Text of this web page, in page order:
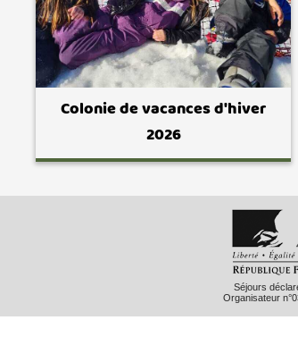
Colonie de vacances d'hiver
2026
Séjours
Organisateur